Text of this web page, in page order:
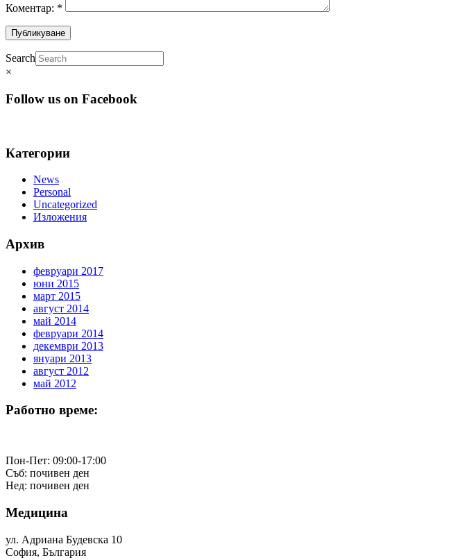
Коментар: *
Search
×
Follow us on Facebook
Категории
News
Personal
Uncategorized
Изложения
Архив
февруари 2017
юни 2015
март 2015
август 2014
май 2014
февруари 2014
декември 2013
януари 2013
август 2012
май 2012
Работно време:
Пон-Пет: 09:00-17:00
Съб: почивен ден
Нед: почивен ден
Медицина
ул. Адриана Будевска 10
София, България